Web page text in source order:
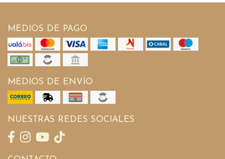
MEDIOS DE PAGO
MEDIOS DE ENVÍO
NUESTRAS REDES SOCIALES